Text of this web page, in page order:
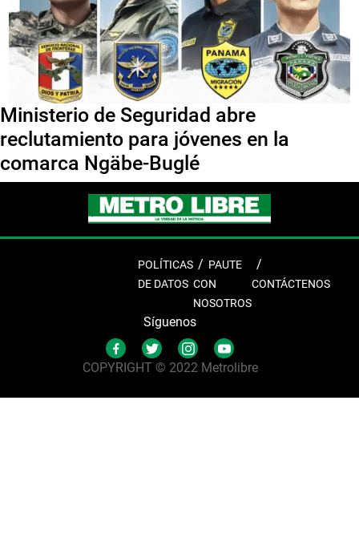
Ministerio de Seguridad abre
reclutamiento para jóvenes en la
comarca Ngäbe-Buglé
POLÍTICAS
DE DATOS
PAUTE
CON
NOSOTROS
CONTÁCTENOS
Síguenos
COPYRIGHT © 2022 Metrolibre